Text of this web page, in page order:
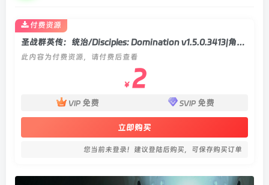
圣战群英传：统治/Disciples: Domination v1.5.0.3413|角色扮演|容量18.2GB|官方中文版
此内容为付费资源，请付费后查看
￥ 2
VIP 免费 SVIP 免费
立即购买
您当前未登录！建议登陆后购买，可保存购买订单
付费资源